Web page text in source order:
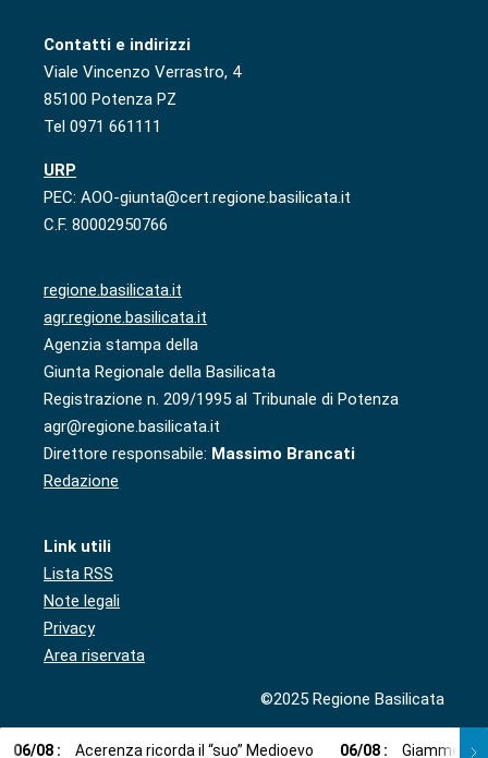
Contatti e indirizzi
Viale Vincenzo Verrastro, 4
85100 Potenza PZ
Tel 0971 661111
URP
PEC: AOO-giunta@cert.regione.basilicata.it
C.F. 80002950766
regione.basilicata.it
agr.regione.basilicata.it
Agenzia stampa della
Giunta Regionale della Basilicata
Registrazione n. 209/1995 al Tribunale di Potenza
agr@regione.basilicata.it
Direttore responsabile: Massimo Brancati
Redazione
Link utili
Lista RSS
Note legali
Privacy
Area riservata
©2025 Regione Basilicata
06/08 : Acerenza ricorda il “suo” Medioevo 06/08 : Giammetta